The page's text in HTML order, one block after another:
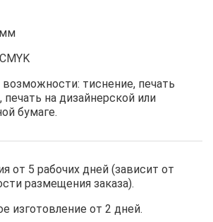
мм
тиснение, печать
на дизайнерской или
бумаге.
от 5 рабочих дней (зависит от
размещения заказа).
изготовление от 2 дней.